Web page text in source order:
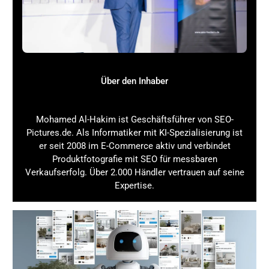
und Keywords unterschiedlich viel.
Amazon Brand Store kostenlos?
Ja, die Nutzung an
Eigenleistung vs. Agentur:
Eigenes Erstellen spart
Geld, erfordert aber Know-how und Zeit.
aufwärts.
Contentkosten:
Je nach Qualität und Umfang.
Werbekosten:
Für Sponsored Brands Ads separat
einplanen.
Amazon Brand Store Kosten: Preise, Aufwand
& Planung: Schritt für Schritt zum eigenen
Jetzt geht es ans Eingemachte: Wie erstellst Du Deinen
eigenenAmazon Brand StoreSchritt für Schritt? Hier
findest Du eine praxisnahe Anleitung, die Dir den Prozess
erleichtert.
Über den Inhaber
Mohamed Al-Hakim ist Geschäftsführer von SEO-
Pictures.de. Als Informatiker mit KI-Spezialisierung ist
er seit 2008 im E-Commerce aktiv und verbindet
Produktfotografie mit SEO für messbaren
Verkaufserfolg. Über 2.000 Händler vertrauen auf seine
Expertise.